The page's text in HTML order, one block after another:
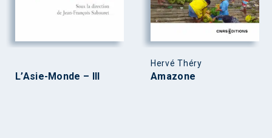
L’Asie-Monde – III
Hervé Théry
Amazone